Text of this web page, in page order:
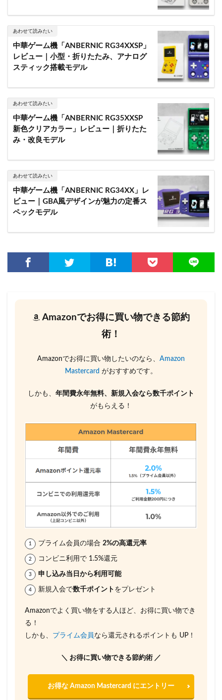
あわせて読みたい
中華ゲーム機「ANBERNIC RG34XXSP」
レビュー｜小型・折りたたみ、アナログ
スティック搭載モデル
あわせて読みたい
中華ゲーム機「ANBERNIC RG35XXSP
新色クリアカラー」レビュー｜折りたた
み・改良モデル
あわせて読みたい
中華ゲーム機「ANBERNIC RG34XX」レ
ビュー｜GBA風デザインが魅力の定番ス
ペックモデル
Amazonでお得に買い物できる節約
術！
Amazonでお得に買い物したいのなら、 Amazon
Mastercard がおすすめです。
しかも、 年間費永年無料、新規入会なら数千ポイント
がもらえる！
プライム会員の場合 2%の高還元率
コンビニ利用で 1.5%還元
申し込み当日から利用可能
新規入会で数千ポイント をプレゼント
Amazonでよく買い物をする人ほど、お得に買い物でき
る！
しかも、 プライム会員 なら還元されるポイントも UP！
＼ お得に買い物できる節約術 ／
お得な Amazon Mastercard にエントリー